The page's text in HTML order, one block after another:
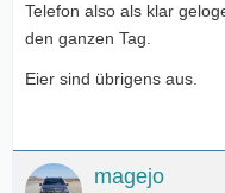
Telefon also als klar
den ganzen Tag.
Eier sind übrigens aus.
magejo